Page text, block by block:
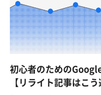
初心者のための
【リライト記事はこう